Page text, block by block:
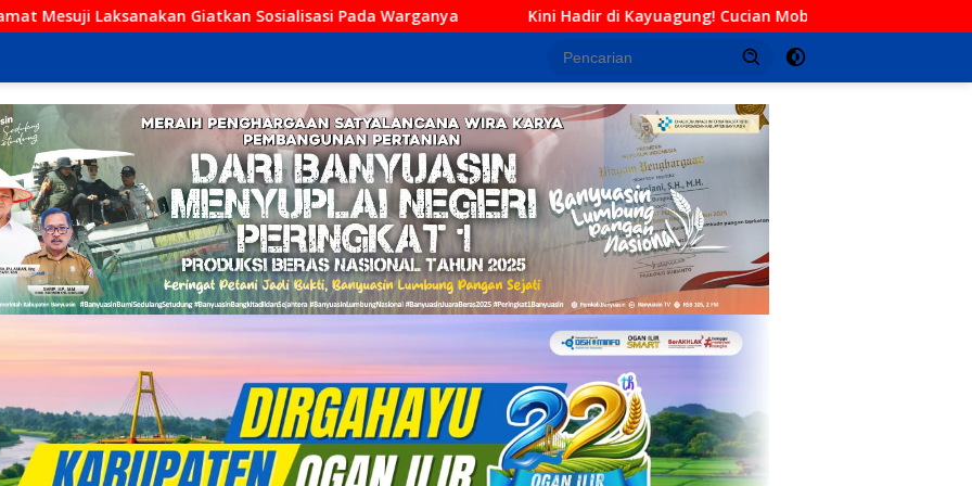
Sosialisasi Pada Warganya Kini Hadir di Kayuagung! Cucian Mobil Daffa Siap Berikan Layanan Bersih, Cepat, dan